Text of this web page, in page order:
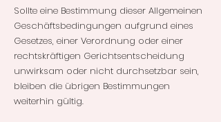
Sollte eine Bestimmung dieser Allgemeinen
Geschäftsbedingungen aufgrund eines
Gesetzes, einer Verordnung oder einer
rechtskräftigen Gerichtsentscheidung
unwirksam oder nicht durchsetzbar sein,
bleiben die übrigen Bestimmungen
weiterhin gültig.